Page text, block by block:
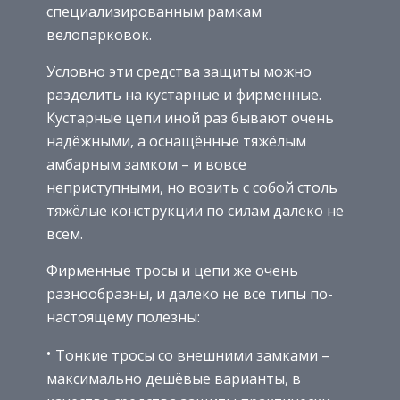
специализированным рамкам
велопарковок.
Условно эти средства защиты можно
разделить на кустарные и фирменные.
Кустарные цепи иной раз бывают очень
надёжными, а оснащённые тяжёлым
амбарным замком – и вовсе
неприступными, но возить с собой столь
тяжёлые конструкции по силам далеко не
всем.
Фирменные тросы и цепи же очень
разнообразны, и далеко не все типы по-
настоящему полезны:
Тонкие тросы со внешними замками –
максимально дешёвые варианты, в